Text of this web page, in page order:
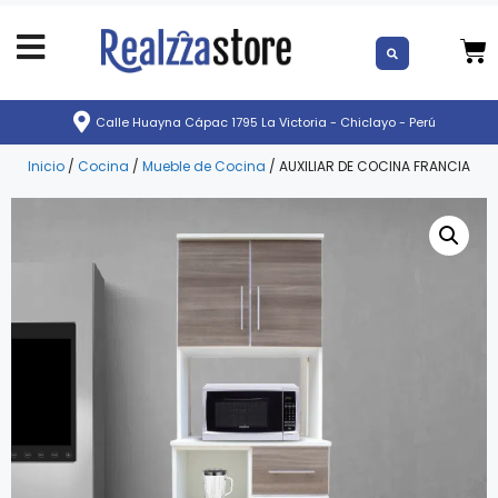
Calle Huayna Cápac 1795 La Victoria - Chiclayo - Perú
Inicio / Cocina / Mueble de Cocina / AUXILIAR DE COCINA FRANCIA